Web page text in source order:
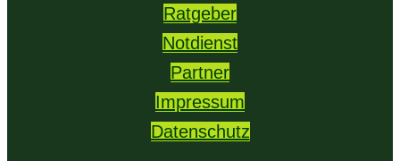
Ratgeber
Notdienst
Partner
Impressum
Datenschutz